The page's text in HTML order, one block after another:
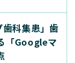
科集患」歯
「Googleマ